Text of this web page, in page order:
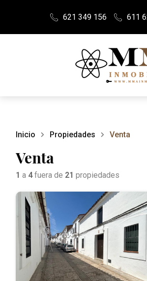
621 349 156 611
Inicio Propiedades Venta
Venta
1 a 4fuera de 21 propiedades